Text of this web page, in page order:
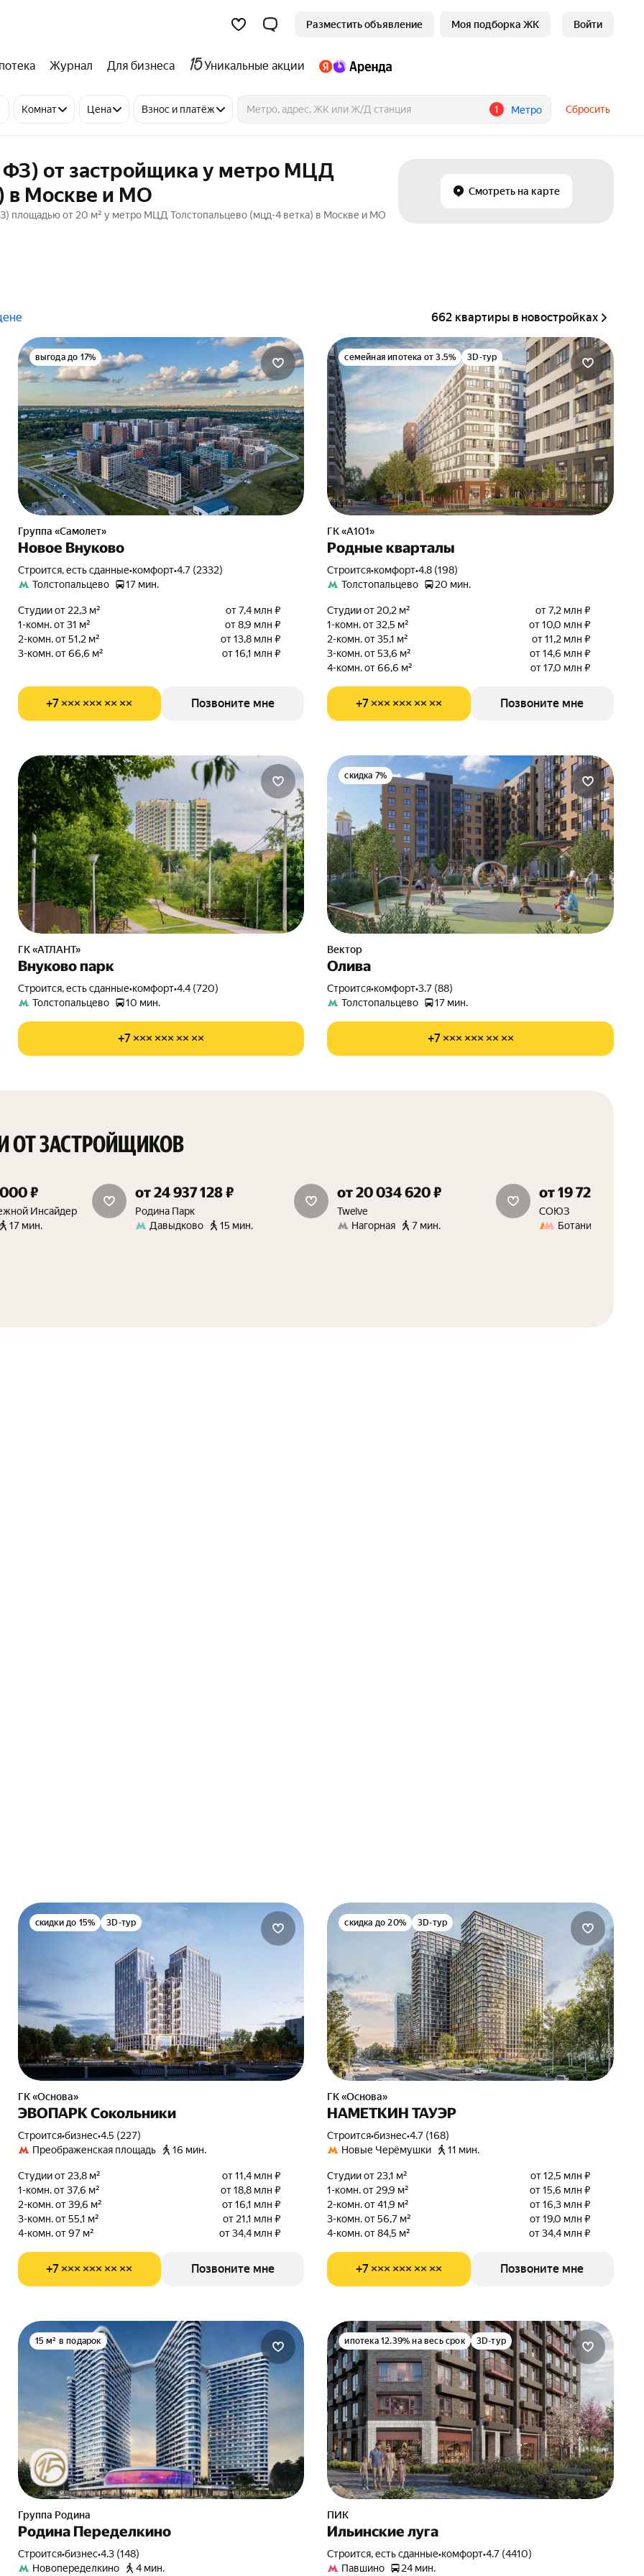
Разместить объявление Моя подборка ЖК Войти
Журнал Для бизнеса Уникальные акции
Комнат Цена Взнос и платёж 1 Метро Сбросить
от застройщика у метро МЦД
в Москве и МО
площадью от 20 м² у метро МЦД Толстопальцево (мцд-4 ветка) в Москве и МО
Смотреть на карте
662 квартиры в новостройках
выгода до 17%
Группа «Самолет»
Новое Внуково
Строится, есть сданные•комфорт•4.7 (2332)
Толстопальцево
17 мин.
Студии от 22,3 м²
от 7,4 млн ₽
1-комн. от 31 м²
от 8,9 млн ₽
2-комн. от 51,2 м²
от 13,8 млн ₽
3-комн. от 66,6 м²
от 16,1 млн ₽
+7 ××× ××× ×× ×× Позвоните мне
семейная ипотека от 3.5% 3D-тур
ГК «А101»
Родные кварталы
Строится•комфорт•4.8 (198)
Толстопальцево
20 мин.
Студии от 20,2 м²
от 7,2 млн ₽
1-комн. от 32,5 м²
от 10,0 млн ₽
2-комн. от 35,1 м²
от 11,2 млн ₽
3-комн. от 53,6 м²
от 14,6 млн ₽
4-комн. от 66,6 м²
от 17,0 млн ₽
+7 ××× ××× ×× ×× Позвоните мне
ГК «АТЛАНТ»
Внуково парк
Строится, есть сданные•комфорт•4.4 (720)
Толстопальцево
10 мин.
+7 ××× ××× ×× ××
скидка 7%
Вектор
Олива
Строится•комфорт•3.7 (88)
Толстопальцево
17 мин.
+7 ××× ××× ×× ××
ЗАСТРОЙЩИКОВ
₽
Инсайдер
17 мин.
15 м² в подарок
от 24 937 128 ₽
Родина Парк
Давыдково
15 мин.
от 20 034 620 ₽
Twelve
Нагорная
7 мин.
15 м² в подарок
от 19 725 240 ₽
СОЮЗ
Ботанический сад
скидки до 15% 3D-тур
ГК «Основа»
ЭВОПАРК Сокольники
Строится•бизнес•4.5 (227)
Преображенская площадь
16 мин.
Студии от 23,8 м²
от 11,4 млн ₽
1-комн. от 37,6 м²
от 18,8 млн ₽
2-комн. от 39,6 м²
от 16,1 млн ₽
3-комн. от 55,1 м²
от 21,1 млн ₽
4-комн. от 97 м²
от 34,4 млн ₽
+7 ××× ××× ×× ×× Позвоните мне
скидка до 20% 3D-тур
ГК «Основа»
НАМЕТКИН ТАУЭР
Строится•бизнес•4.7 (168)
Новые Черёмушки
11 мин.
Студии от 23,1 м²
от 12,5 млн ₽
1-комн. от 29,9 м²
от 15,6 млн ₽
2-комн. от 41,9 м²
от 16,3 млн ₽
3-комн. от 56,7 м²
от 19,0 млн ₽
4-комн. от 84,5 м²
от 34,4 млн ₽
+7 ××× ××× ×× ×× Позвоните мне
15 м² в подарок
Группа Родина
Родина Переделкино
Строится•бизнес•4.3 (148)
Новопеределкино
4 мин.
ипотека 12.39% на весь срок 3D-тур
ПИК
Ильинские луга
Строится, есть сданные•комфорт•4.7 (4410)
Павшино
24 мин.